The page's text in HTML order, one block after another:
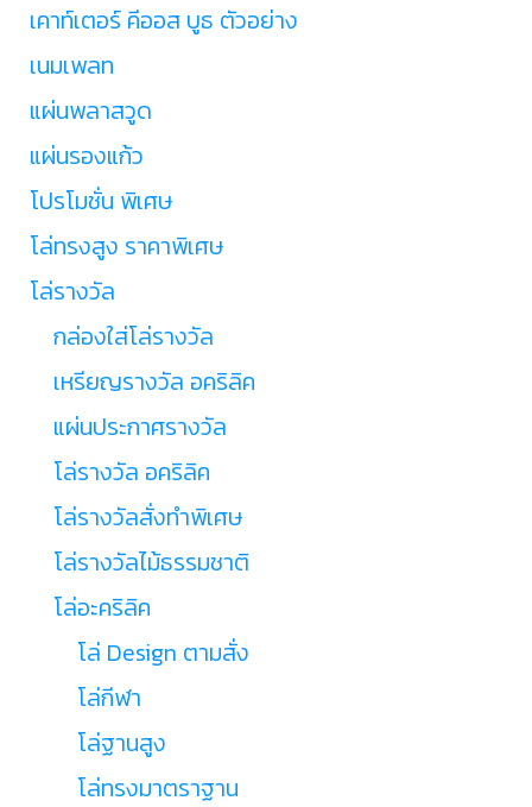
เคาท์เตอร์ คีออส บูธ ตัวอย่าง
เนมเพลท
แผ่นพลาสวูด
แผ่นรองแก้ว
โปรโมชั่น พิเศษ
โล่ทรงสูง ราคาพิเศษ
โล่รางวัล
กล่องใส่โล่รางวัล
เหรียญรางวัล อคริลิค
แผ่นประกาศรางวัล
โล่รางวัล อคริลิค
โล่รางวัลสั่งทำพิเศษ
โล่รางวัลไม้ธรรมชาติ
โล่อะคริลิค
โล่ Design ตามสั่ง
โล่กีฬา
โล่ฐานสูง
โล่ทรงมาตราฐาน